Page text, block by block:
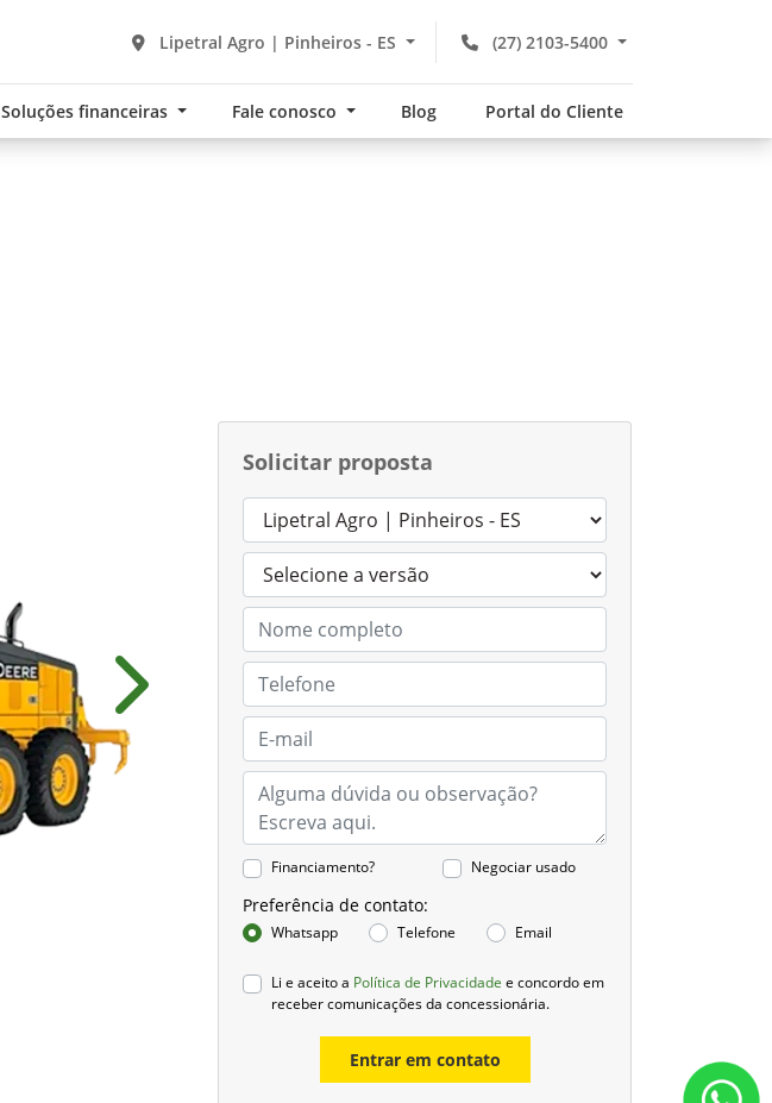
(27) 2103-5400
Lipetral Agro | Pinheiros - ES
Soluções financeiras Fale conosco Blog Portal do Cliente
Solicitar proposta
Financiamento? Negociar usado
Preferência de contato:
Whatsapp Telefone Email
Li e aceito a Política de Privacidade e concordo em
receber comunicações da concessionária.
Entrar em contato
Próximo